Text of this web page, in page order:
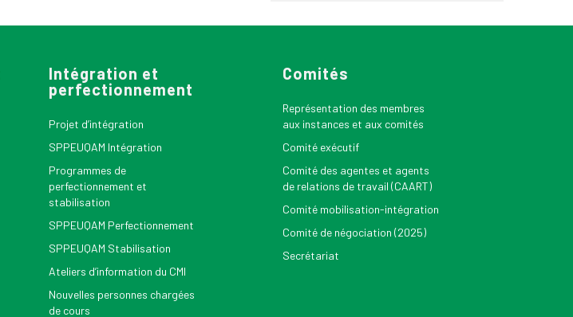
Intégration et
perfectionnement
Projet d’intégration
SPPEUQAM Intégration
Programmes de
perfectionnement et
stabilisation
SPPEUQAM Perfectionnement
SPPEUQAM Stabilisation
Ateliers d’information du CMI
Nouvelles personnes chargées
de cours
Comités
Représentation des membres
aux instances et aux comités
Comité exécutif
Comité des agentes et agents
de relations de travail (CAART)
Comité mobilisation-intégration
Comité de négociation (2025)
Secrétariat